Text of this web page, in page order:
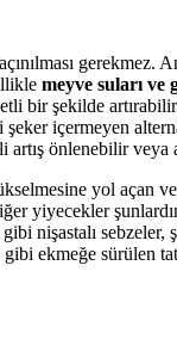
gerekmez.
meyve suları ve
bir şekilde
şeker içermeyen
artış önlenebilir veya
yol açan
yiyecekler
nişastalı sebzeler,
ekmeğe sürülen